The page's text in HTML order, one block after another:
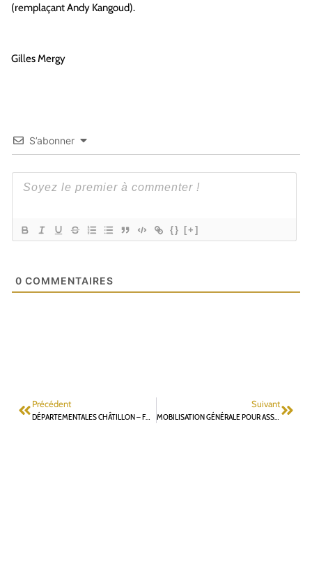
(remplaçant Andy Kangoud).
Gilles Mergy
S’abonner
{} [+]
0 COMMENTAIRES
Précédent
DÉPARTEMENTALES CHÂTILLON – FONTENAY AUX ROSES : COMMUNIQUÉ D’ASTRID BROBECKER ET LOUNES ADJROUD
Suivant
MOBILISATION GÉNÉRALE POUR ASSURER LA VICTOIRE DE MME BROBECKER ET M. ADJROUD